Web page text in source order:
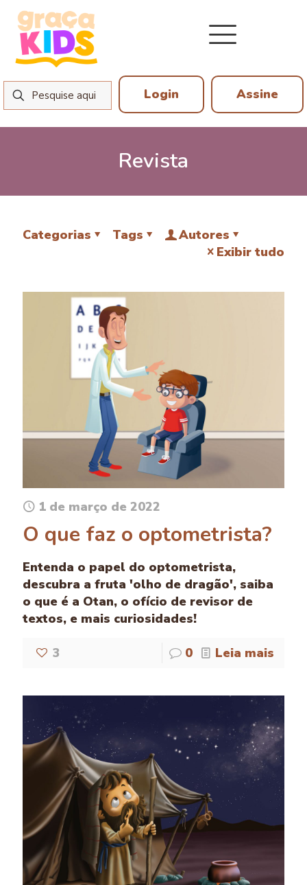
Login Assine
Revista
Categorias Tags
Autores
Exibir tudo
1 de março de 2022
O que faz o optometrista?
Entenda o papel do optometrista,
descubra a fruta 'olho de dragão', saiba
o que é a Otan, o ofício de revisor de
textos, e mais curiosidades!
3 0 Leia mais